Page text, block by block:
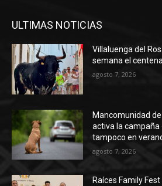
ULTIMAS NOTICIAS
Villaluenga del
semana el
agosto 7, 2026
Mancomunidad
activa la campaña
tampoco en
agosto 7, 2026
Raíces Family